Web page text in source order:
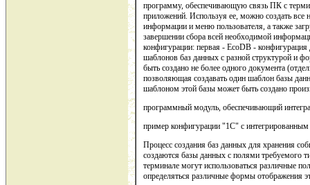
программу, обеспечивающую связь ПК с
приложений. Используя ее, можно создать
информации и меню пользователя, а также
завершении сбора всей необходимой
конфигурации: первая - EcoDB -
шаблонов баз данных с разной структурой и
быть создано не более одного документа
позволяющая создавать один шаблон базы
шаблоном этой базы может быть создано
программный модуль, обеспечивающий
пример конфигурации "1С" с
Процесс создания баз данных для хранения
создаются базы данных с полями требуемого
терминале могут использоваться различные
определяться различные формы отображения